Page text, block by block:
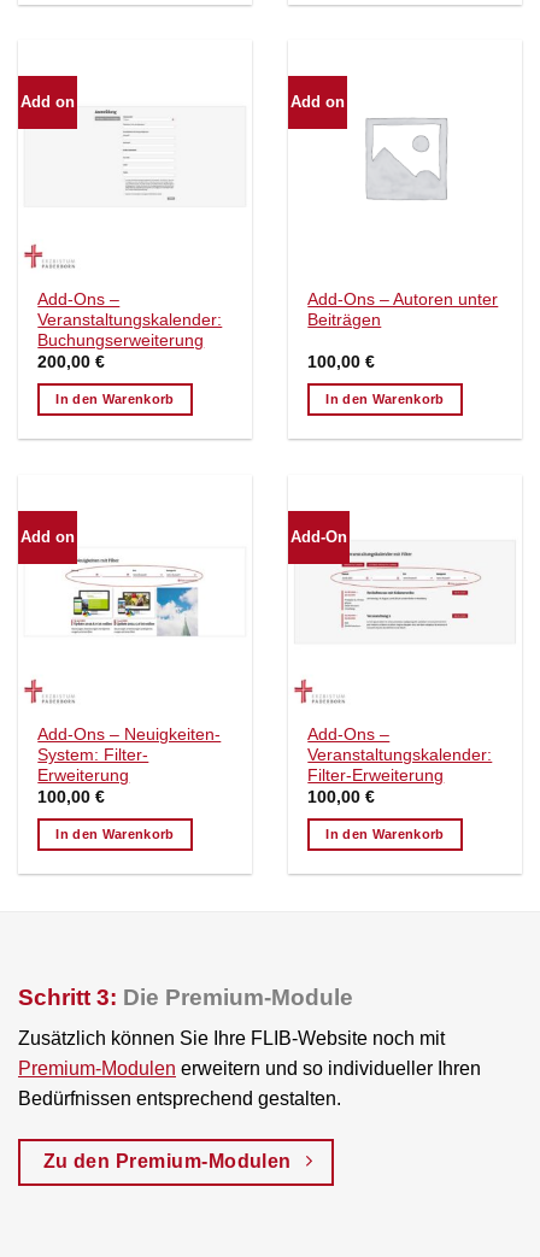
Varianten
Produktseite
gewählt
werden
Add on
Add-Ons –
Veranstaltungskalender:
Buchungserweiterung
200,00€
In den Warenkorb
Add on
Add-Ons – Autoren unter
Beiträgen
100,00€
In den Warenkorb
Add on
Add-Ons – Neuigkeiten-
System: Filter-
Erweiterung
100,00€
In den Warenkorb
Add-On
Add-Ons –
Veranstaltungskalender:
Filter-Erweiterung
100,00€
In den Warenkorb
Schritt 3: Die Premium-Module
Zusätzlich können Sie Ihre FLIB-Website noch mit
Premium-Modulen erweitern und so individueller Ihren
Bedürfnissen entsprechend gestalten.
Zu den Premium-Modulen